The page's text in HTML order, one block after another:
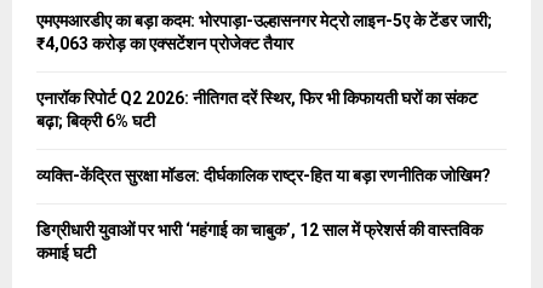
C
एमएमआरडीए का बड़ा कदम: भोरपाड़ा-उल्हासनगर मेट्रो लाइन-5ए के टेंडर जारी;
₹4,063 करोड़ का एक्सटेंशन प्रोजेक्ट तैयार
एनारॉक रिपोर्ट Q2 2026: नीतिगत दरें स्थिर, फिर भी किफायती घरों का संकट
बढ़ा; बिक्री 6% घटी
व्यक्ति-केंद्रित सुरक्षा मॉडल: दीर्घकालिक राष्ट्र-हित या बड़ा रणनीतिक जोखिम?
डिग्रीधारी युवाओं पर भारी ‘महंगाई का चाबुक’, 12 साल में फ्रेशर्स की वास्तविक
कमाई घटी